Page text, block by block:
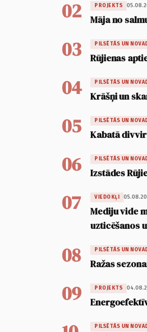
02 PROJEKTS
Māja no
03 PILSĒTĀS UN
Rūjienas
04 PILSĒTĀS UN
Krāšņi un
05 PILSĒTĀS UN
Kabatā
06 PILSĒTĀS UN
Izstādes
07 VIEDOKĻI
Mediju vide
uzticēšanos
08 PILSĒTĀS UN
Ražas
09 PROJEKTS
PILSĒTĀS UN